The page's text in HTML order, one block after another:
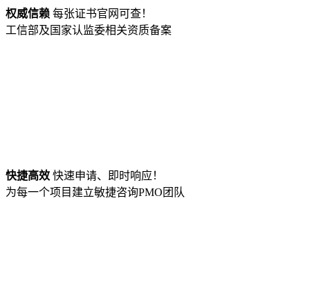
权威信赖 每张证书官网可查！
工信部及国家认监委相关资质备案
快捷高效 快速申请、即时响应！
为每一个项目建立敏捷咨询PMO团队